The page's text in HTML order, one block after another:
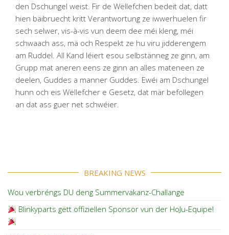
den Dschungel weist. Fir de Wëllefchen bedeit dat, datt
hien bäibruecht kritt Verantwortung ze iwwerhuelen fir
sech selwer, vis-à-vis vun deem dee méi kleng, méi
schwaach ass, mä och Respekt ze hu viru jidderengem
am Ruddel. All Kand léiert esou selbstänneg ze ginn, am
Grupp mat aneren eens ze ginn an alles mateneen ze
deelen, Guddes a manner Guddes. Ewéi am Dschungel
hunn och eis Wëllefcher e Gesetz, dat mär befollegen
an dat ass guer net schwéier.
BREAKING NEWS
Wou verbréngs DU deng Summervakanz-Challange
Blinkyparts gëtt offiziellen Sponsor vun der HoJu-Equipe!